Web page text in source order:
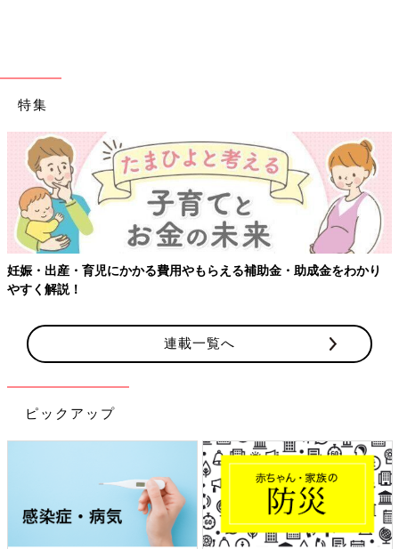
特集
もらえる補助金・助成金をわかり 【ワクチン接種できるものも
連載一覧へ
ピックアップ